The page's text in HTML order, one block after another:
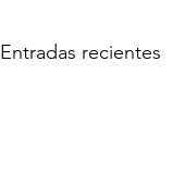
Entradas recientes